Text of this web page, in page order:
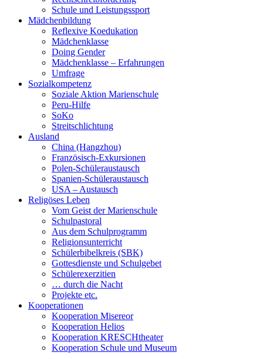
Schule und Leistungssport
Mädchenbildung
Reflexive Koedukation
Mädchenklasse
Doing Gender
Mädchenklasse – Erfahrungen
Umfrage
Sozialkompetenz
Soziale Aktion Marienschule
Peru-Hilfe
SoKo
Streitschlichtung
Ausland
China (Hangzhou)
Französisch-Exkursionen
Polen-Schüleraustausch
Spanien-Schüleraustausch
USA – Austausch
Religöses Leben
Vom Geist der Marienschule
Schulpastoral
Aus dem Schulprogramm
Religionsunterricht
Schülerbibelkreis (SBK)
Gottesdienste und Schulgebet
Schülerexerzitien
… durch die Nacht
Projekte etc.
Kooperationen
Kooperation Misereor
Kooperation Helios
Kooperation KRESCHtheater
Kooperation Schule und Museum